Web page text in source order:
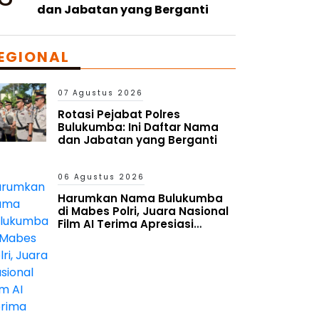
dan Jabatan yang Berganti
07 Agustus 2026
Rotasi Pejabat Polres
Bulukumba: Ini Daftar Nama
dan Jabatan yang Berganti
06 Agustus 2026
Harumkan Nama Bulukumba
di Mabes Polri, Juara Nasional
Film AI Terima Apresiasi